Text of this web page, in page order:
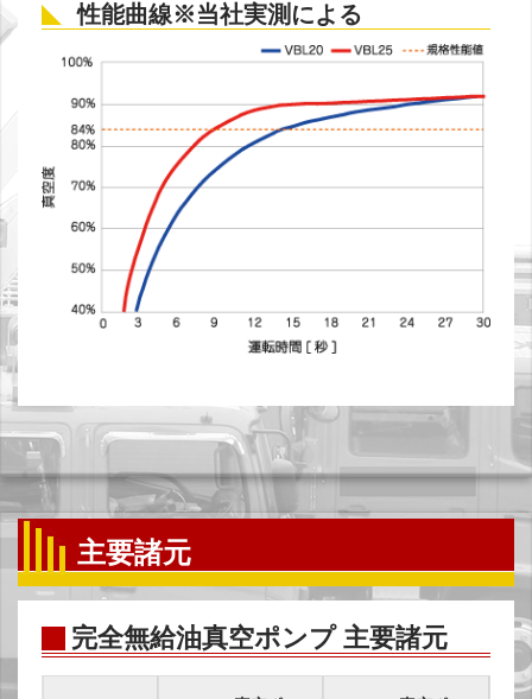
性能曲線※当社実測による
主要諸元
完全無給油真空ポンプ 主要諸元